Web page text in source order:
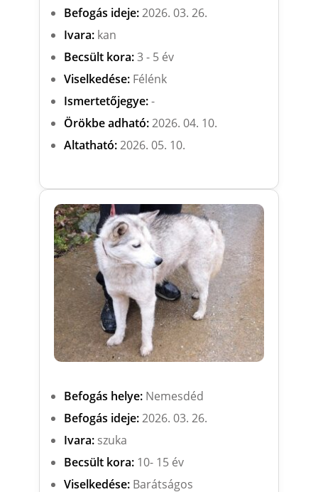
Befogás ideje:2026. 03. 26.
Ivara:kan
Becsült kora:3 - 5 év
Viselkedése:Félénk
Ismertetőjegye:-
Örökbe adható:2026. 04. 10.
Altatható:2026. 05. 10.
Befogás helye:Nemesdéd
Befogás ideje:2026. 03. 26.
Ivara:szuka
Becsült kora:10- 15 év
Viselkedése:Barátságos